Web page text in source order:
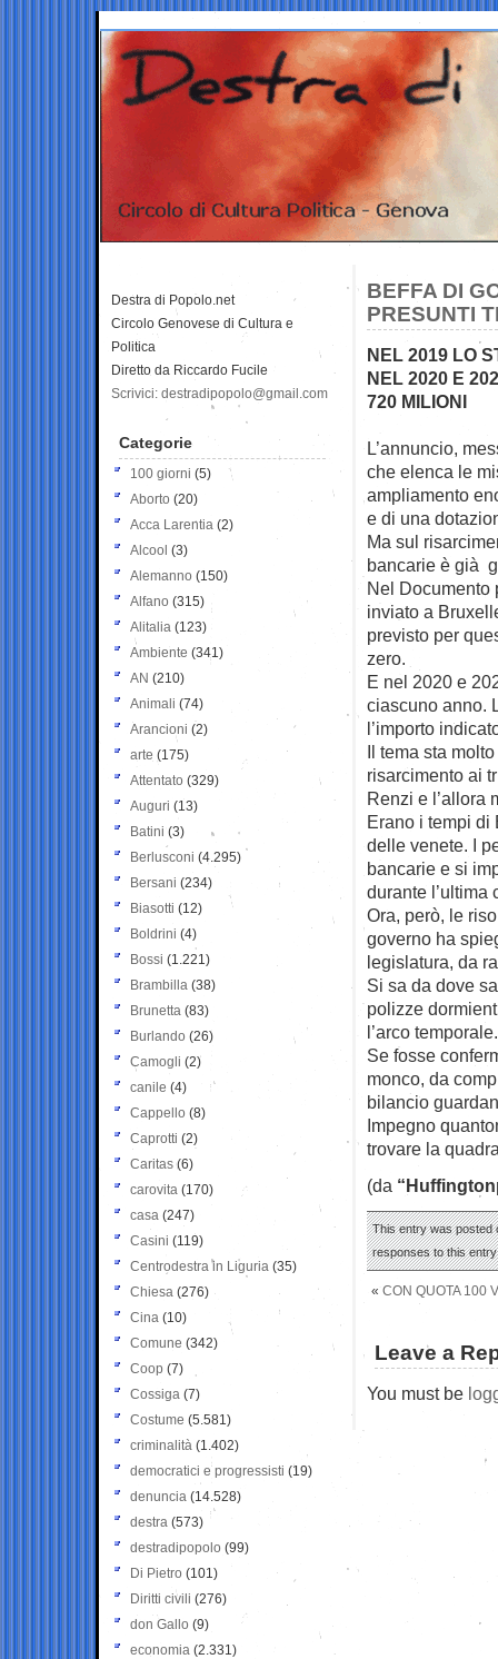
BEFFA DI
PRESUNTI
NEL 2019 LO
NEL 2020 E
720 MILIONI
L’annuncio,
che elenca le
ampliamento
e di una
Ma sul
bancarie è già
Nel Documento
inviato a
previsto per
zero.
E nel 2020 e
ciascuno anno.
l’importo
Il tema sta
risarcimento ai
Renzi e l’allora
Erano i tempi di
delle venete. I
bancarie e si
durante l’ultima
Ora, però, le
governo ha
legislatura, da
Si sa da dove
polizze
l’arco temporale.
Se fosse
monco, da
bilancio
Impegno
trovare la
(da
This entry was posted
responses to this
« CON QUOTA 100
Leave a
You must be
Destra di Popolo.net
Circolo Genovese di Cultura e
Politica
Diretto da Riccardo Fucile
Scrivici: destradipopolo@gmail.com
Categorie
100 giorni (5)
Aborto (20)
Acca Larentia (2)
Alcool (3)
Alemanno (150)
Alfano (315)
Alitalia (123)
Ambiente (341)
AN (210)
Animali (74)
Arancioni (2)
arte (175)
Attentato (329)
Auguri (13)
Batini (3)
Berlusconi (4.295)
Bersani (234)
Biasotti (12)
Boldrini (4)
Bossi (1.221)
Brambilla (38)
Brunetta (83)
Burlando (26)
Camogli (2)
canile (4)
Cappello (8)
Caprotti (2)
Caritas (6)
carovita (170)
casa (247)
Casini (119)
Centrodestra in Liguria (35)
Chiesa (276)
Cina (10)
Comune (342)
Coop (7)
Cossiga (7)
Costume (5.581)
criminalità (1.402)
democratici e progressisti (19)
denuncia (14.528)
destra (573)
destradipopolo (99)
Di Pietro (101)
Diritti civili (276)
don Gallo (9)
economia (2.331)